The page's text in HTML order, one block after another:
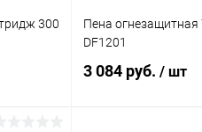
300
Пена огнезащитная
DF1201
3 084 руб./ шт